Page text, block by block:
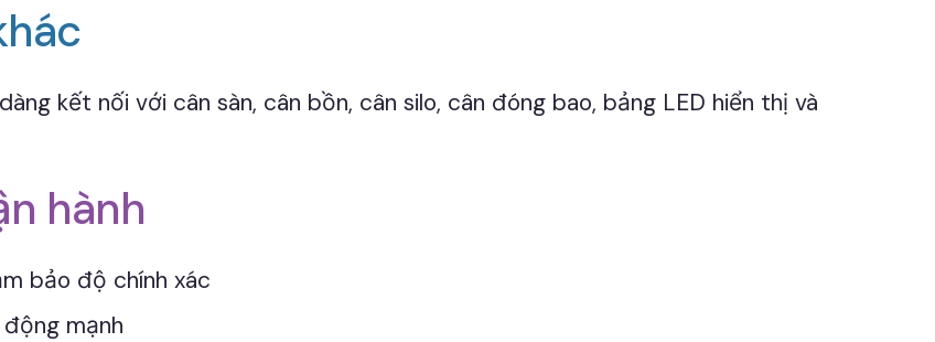
kết nối với cân sàn, cân bồn, cân silo, cân đóng bao, bảng LED hiển thị và
hành
bảo độ chính xác
mạnh